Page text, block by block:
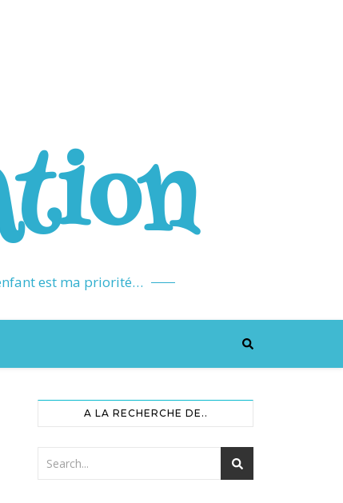
est ma priorité…
A LA RECHERCHE DE..